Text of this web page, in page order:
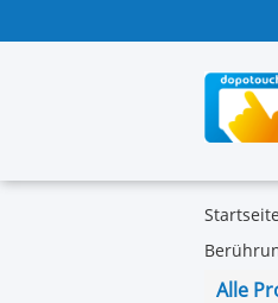
Startseite
Alle